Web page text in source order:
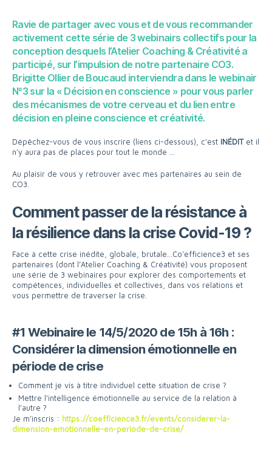
Ravie de partager avec vous et de vous recommander
activement cette série de 3 webinairs collectifs pour la
conception desquels l’Atelier Coaching & Créativité a
participé, sur l’impulsion de notre partenaire CO3.
Brigitte Ollier de Boucaud interviendra dans le webinair
N°3 sur la « Décision en conscience » pour vous parler
des mécanismes de votre cerveau et du lien entre
décision en pleine conscience et créativité.
Dépêchez-vous de vous inscrire (liens ci-dessous), c’est INÉDITet il
n’y aura pas de places pour tout le monde …
Au plaisir de vous y retrouver avec mes partenaires au sein de
CO3.
Comment passer de la résistance à
la résilience dans la crise Covid-19 ?
Face à cette crise inédite, globale, brutale…Co’efficience3 et ses
partenaires (dont l’Atelier Coaching & Créativité) vous proposent
une série de 3 webinaires pour explorer des comportements et
compétences, individuelles et collectives, dans vos relations et
vous permettre de traverser la crise.
#1 Webinaire le 14/5/2020 de 15h à 16h :
Considérer la dimension émotionnelle en
période de crise
Comment je vis à titre individuel cette situation de crise ?
Mettre l’intelligence émotionnelle au service de la relation à
l’autre ?
Je m’inscris : https://coefficience3.fr/events/considerer-la-
dimension-emotionnelle-en-periode-de-crise/